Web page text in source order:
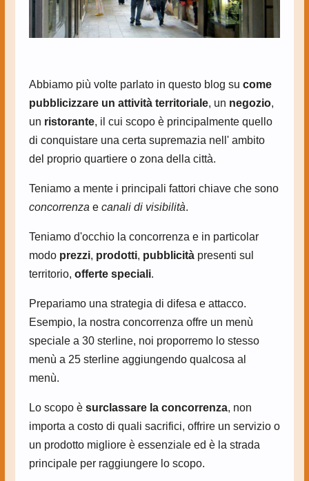
Abbiamo più volte parlato in questo blog su come
pubblicizzare un attività territoriale, un negozio,
un ristorante, il cui scopo è principalmente quello
di conquistare una certa supremazia nell' ambito
del proprio quartiere o zona della città.
Teniamo a mente i principali fattori chiave che sono
concorrenza e canali di visibilità.
Teniamo d'occhio la concorrenza e in particolar
modo prezzi, prodotti, pubblicitàpresenti sul
territorio, offerte speciali.
Prepariamo una strategia di difesa e attacco.
Esempio, la nostra concorrenza offre un menù
speciale a 30 sterline, noi proporremo lo stesso
menù a 25 sterline aggiungendo qualcosa al
menù.
Lo scopo è surclassare la concorrenza, non
importa a costo di quali sacrifici, offrire un servizio o
un prodotto migliore è essenziale ed è la strada
principale per raggiungere lo scopo.